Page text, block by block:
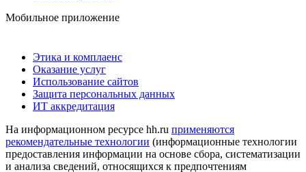
Мобильное приложение
Этика и комплаенс
Оказание услуг
Использование сайтов
Защита персональных данных
ИТ аккредитация
На информационном ресурсе hh.ru применяются
рекомендательные технологии (информационные технологии
предоставления информации на основе сбора, систематизации
и анализа сведений, относящихся к предпочтениям